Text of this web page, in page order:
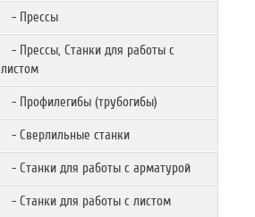
- Прессы
- Прессы, Станки для работы с
листом
- Профилегибы (трубогибы)
- Сверлильные станки
- Станки для работы с арматурой
- Станки для работы с листом